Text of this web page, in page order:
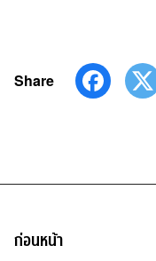
Share
ก่อนหน้า